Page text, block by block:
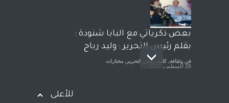
بعض ذكرياتي مع البابا شنودة :
بقلم رئيس التحرير : وليد رباح
فن وثقافة, كلمة رئيس التحرير , مختارات
28 أغسطس، 2021
للأعلى